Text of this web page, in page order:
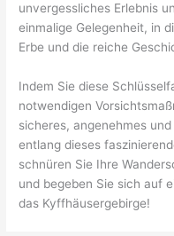
unvergessliches Erlebnis
einmalige Gelegenheit, in
Erbe und die reiche
Indem Sie diese
notwendigen
sicheres, angenehmes
entlang dieses
schnüren Sie Ihre
und begeben Sie sich auf
das Kyffhäusergebirge!